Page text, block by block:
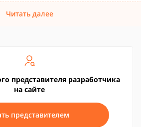
Читать далее
представителя разработчика
на сайте
представителем